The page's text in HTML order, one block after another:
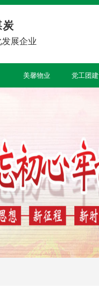
炭
展企业
美馨物业 党工团